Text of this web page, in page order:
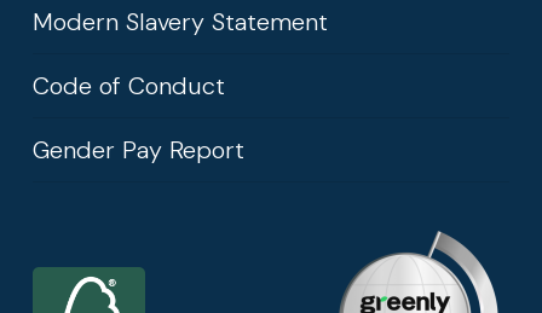
Modern Slavery Statement
Code of Conduct
Gender Pay Report